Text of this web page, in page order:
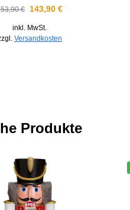
€ 143,90€
inkl. MwSt.
Versandkosten
Produkte